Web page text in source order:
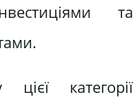
та
категорії